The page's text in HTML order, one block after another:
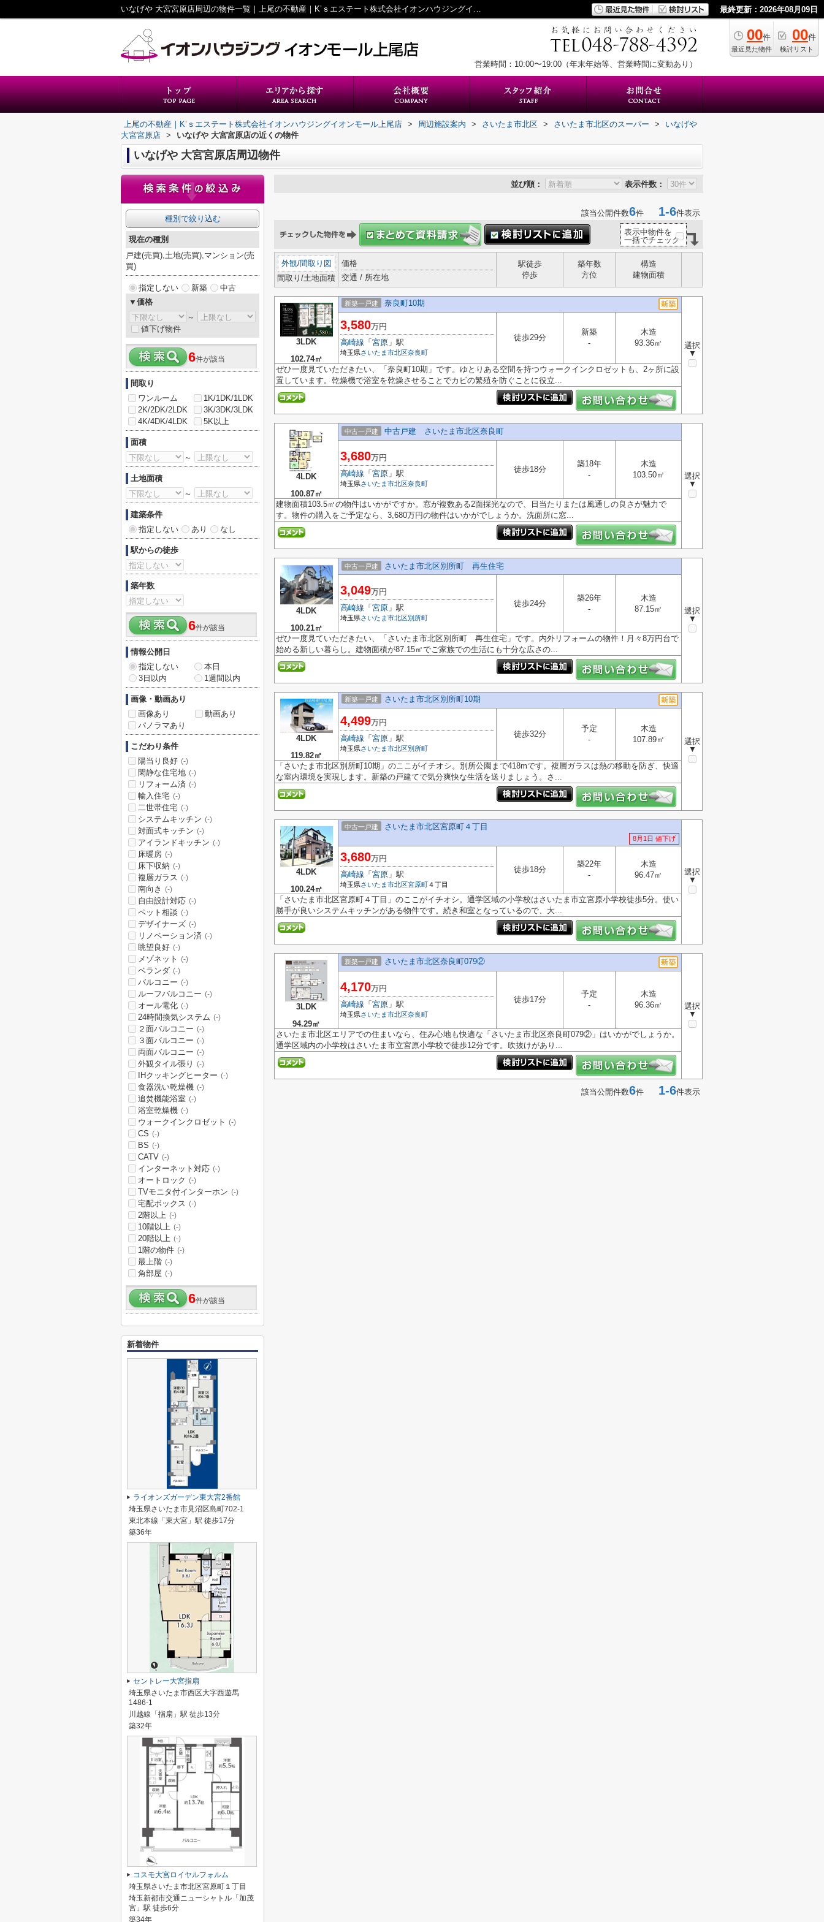
いなげや 大宮宮原店周辺の物件一覧｜上尾の不動産｜K’ｓエステート株式会社イオンハウジングイオンモール上尾店 最終更新：2026年08月09日
00件
最近見た物件
00件
検討リスト
営業時間：10:00〜19:00（年末年始等、営業時間に変動あり）
上尾の不動産｜K’ｓエステート株式会社イオンハウジングイオンモール上尾店 > 周辺施設案内 > さいたま市北区 > さいたま市北区のスーパー >
いなげや
大宮宮原店 > いなげや 大宮宮原店の近くの物件
いなげや 大宮宮原店周辺物件
並び順： 表示件数：
該当公開件数6件 1-6件表示
表示中物件を
一括でチェック
外観/間取り図
間取り/土地面積
価格
交通 / 所在地
駅徒歩
停歩
築年数
方位
構造
建物面積
3LDK
102.74㎡
新築一戸建 奈良町10期
選択
▼
3,580万円
高崎線 「 宮原 」駅
埼玉県さいたま市北区奈良町
徒歩29分
新築
-
木造
93.36㎡
ぜひ一度見ていただきたい、「奈良町10期」です。ゆとりある空間を持つウォークインクロゼットも、2ヶ所に設
置しています。乾燥機で浴室を乾燥させることでカビの繁殖を防ぐことに役立...
4LDK
100.87㎡
中古一戸建 中古戸建 さいたま市北区奈良町
選択
▼
3,680万円
高崎線 「 宮原 」駅
埼玉県さいたま市北区奈良町
徒歩18分
築18年
-
木造
103.50㎡
建物面積103.5㎡の物件はいかがですか。窓が複数ある2面採光なので、日当たりまたは風通しの良さが魅力で
す。物件の購入をご予定なら、3,680万円の物件はいかがでしょうか。洗面所に窓...
4LDK
100.21㎡
中古一戸建 さいたま市北区別所町 再生住宅
選択
▼
3,049万円
高崎線 「 宮原 」駅
埼玉県さいたま市北区別所町
徒歩24分
築26年
-
木造
87.15㎡
ぜひ一度見ていただきたい、「さいたま市北区別所町 再生住宅」です。内外リフォームの物件！月々8万円台で
始める新しい暮らし。建物面積が87.15㎡でご家族での生活にも十分な広さの...
4LDK
119.82㎡
新築一戸建 さいたま市北区別所町10期
選択
▼
4,499万円
高崎線 「 宮原 」駅
埼玉県さいたま市北区別所町
徒歩32分
予定
-
木造
107.89㎡
「さいたま市北区別所町10期」のここがイチオシ。別所公園まで418mです。複層ガラスは熱の移動を防ぎ、快適
な室内環境を実現します。新築の戸建てで気分爽快な生活を送りましょう。さ...
4LDK
100.24㎡
中古一戸建 さいたま市北区宮原町４丁目
8月1日 値下げ
選択
▼
3,680万円
高崎線 「 宮原 」駅
埼玉県さいたま市北区宮原町４丁目
徒歩18分
築22年
-
木造
96.47㎡
「さいたま市北区宮原町４丁目」のここがイチオシ。通学区域の小学校はさいたま市立宮原小学校徒歩5分。使い
勝手が良いシステムキッチンがある物件です。続き和室となっているので、大...
3LDK
94.29㎡
新築一戸建 さいたま市北区奈良町079②
選択
▼
4,170万円
高崎線 「 宮原 」駅
埼玉県さいたま市北区奈良町
徒歩17分
予定
-
木造
96.36㎡
さいたま市北区エリアでの住まいなら、住み心地も快適な「さいたま市北区奈良町079②」はいかがでしょうか。
通学区域内の小学校はさいたま市立宮原小学校で徒歩12分です。吹抜けがあり...
該当公開件数6件 1-6件表示
種別で絞り込む
現在の種別
戸建(売買),土地(売買),マンション(売
買)
指定しない 新築
中古
▼価格
～
値下げ物件
6件が該当
間取り
ワンルーム
1K/1DK/1LDK
2K/2DK/2LDK
3K/3DK/3LDK
4K/4DK/4LDK
5K以上
面積
～
土地面積
～
建築条件
指定しない
あり なし
駅からの徒歩
築年数
6件が該当
情報公開日
指定しない
本日
3日以内
1週間以内
画像・動画あり
画像あり
動画あり
パノラマあり
こだわり条件
陽当り良好 (-)
閑静な住宅地 (-)
リフォーム済 (-)
輸入住宅 (-)
二世帯住宅 (-)
システムキッチン (-)
対面式キッチン (-)
アイランドキッチン (-)
床暖房 (-)
床下収納 (-)
複層ガラス (-)
南向き (-)
自由設計対応 (-)
ペット相談 (-)
デザイナーズ (-)
リノベーション済 (-)
眺望良好 (-)
メゾネット (-)
ベランダ (-)
バルコニー (-)
ルーフバルコニー (-)
オール電化 (-)
24時間換気システム (-)
２面バルコニー (-)
３面バルコニー (-)
両面バルコニー (-)
外観タイル張り (-)
IHクッキングヒーター (-)
食器洗い乾燥機 (-)
追焚機能浴室 (-)
浴室乾燥機 (-)
ウォークインクロゼット (-)
CS (-)
BS (-)
CATV (-)
インターネット対応 (-)
オートロック (-)
TVモニタ付インターホン (-)
宅配ボックス (-)
2階以上 (-)
10階以上 (-)
20階以上 (-)
1階の物件 (-)
最上階 (-)
角部屋 (-)
6件が該当
新着物件
ライオンズガーデン東大宮2番館
埼玉県さいたま市見沼区島町702-1
東北本線「東大宮」駅 徒歩17分
築36年
セントレー大宮指扇
埼玉県さいたま市西区大字西遊馬
1486-1
川越線「指扇」駅 徒歩13分
築32年
コスモ大宮ロイヤルフォルム
埼玉県さいたま市北区宮原町１丁目
埼玉新都市交通ニューシャトル「加茂
宮」駅 徒歩6分
築34年